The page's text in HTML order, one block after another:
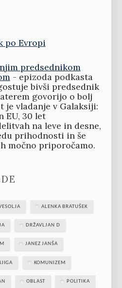
po Evropi
predsednikom
- epizoda podkasta
bivši predsednik
govorijo o bolj
je vladanje v Galaksiji:
EU, 30 let
na leve in desne,
prihodnosti in še
močno priporočamo.
ALENKA BRATUŠEK
DRŽAVLJAN D
JANEZ JANŠA
KOMUNIZEM
OBLAST POLITIKA